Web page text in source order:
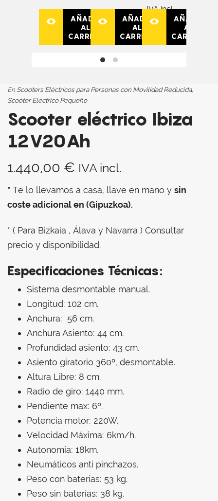
AÑADIR
AL
CARRITO
AÑADIR
AL
CARRITO
IVA incl.
AÑADIR
AL
CARRITO
En Scooters Eléctricos para Personas con Movilidad Reducida,
Scooter Eléctrico Pequeño
Scooter eléctrico Ibiza
12V20Ah
1.440,00 € IVA incl.
* Te lo llevamos a casa, llave en mano y sin
coste adicional en (Gipuzkoa).
* ( Para Bizkaia , Álava y Navarra ) Consultar
precio y disponibilidad.
Especificaciones Técnicas:
Sistema desmontable manual.
Longitud: 102 cm.
Anchura: 56 cm.
Anchura Asiento: 44 cm.
Profundidad asiento: 43 cm.
Asiento giratorio 360º, desmontable.
Altura Libre: 8 cm.
Radio de giro: 1440 mm.
Pendiente max: 6º.
Potencia motor: 220W.
Velocidad Máxima: 6km/h.
Autonomía: 18km.
Neumáticos anti pinchazos.
Peso con baterías: 53 kg.
Peso sin baterías: 38 kg.